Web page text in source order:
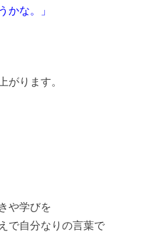
かな。」
がります。
や学びを
で自分なりの言葉で